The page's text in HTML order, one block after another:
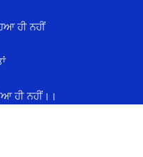
ਹੀ ਨਹੀਂ
ਹੀ ਨਹੀਂ।।